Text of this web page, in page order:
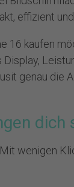
effizient
16 kaufen
genau die
dich
wenigen